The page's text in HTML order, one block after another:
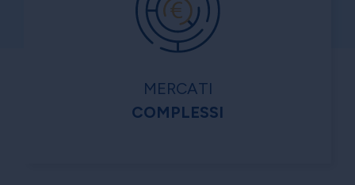
MERCATI
COMPLESSI